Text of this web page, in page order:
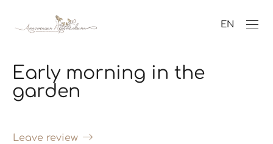
EN
Early morning in the
garden
Leave review